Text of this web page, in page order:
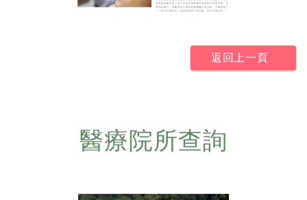
返回上一頁
醫療院所查詢